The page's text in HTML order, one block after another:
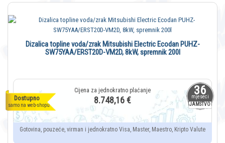
36
mjeseci
JAMSTVO
Dostupno
samo na web-shopu
Dizalica topline voda/zrak Mitsubishi Electric Ecodan PUHZ-
SW75YAA/ERST20D-VM2D, 8kW, spremnik 200l
8.748,16 €
Gotovina, pouzeće, virman i jednokratno Visa, Master, Maestro, Kripto Valute